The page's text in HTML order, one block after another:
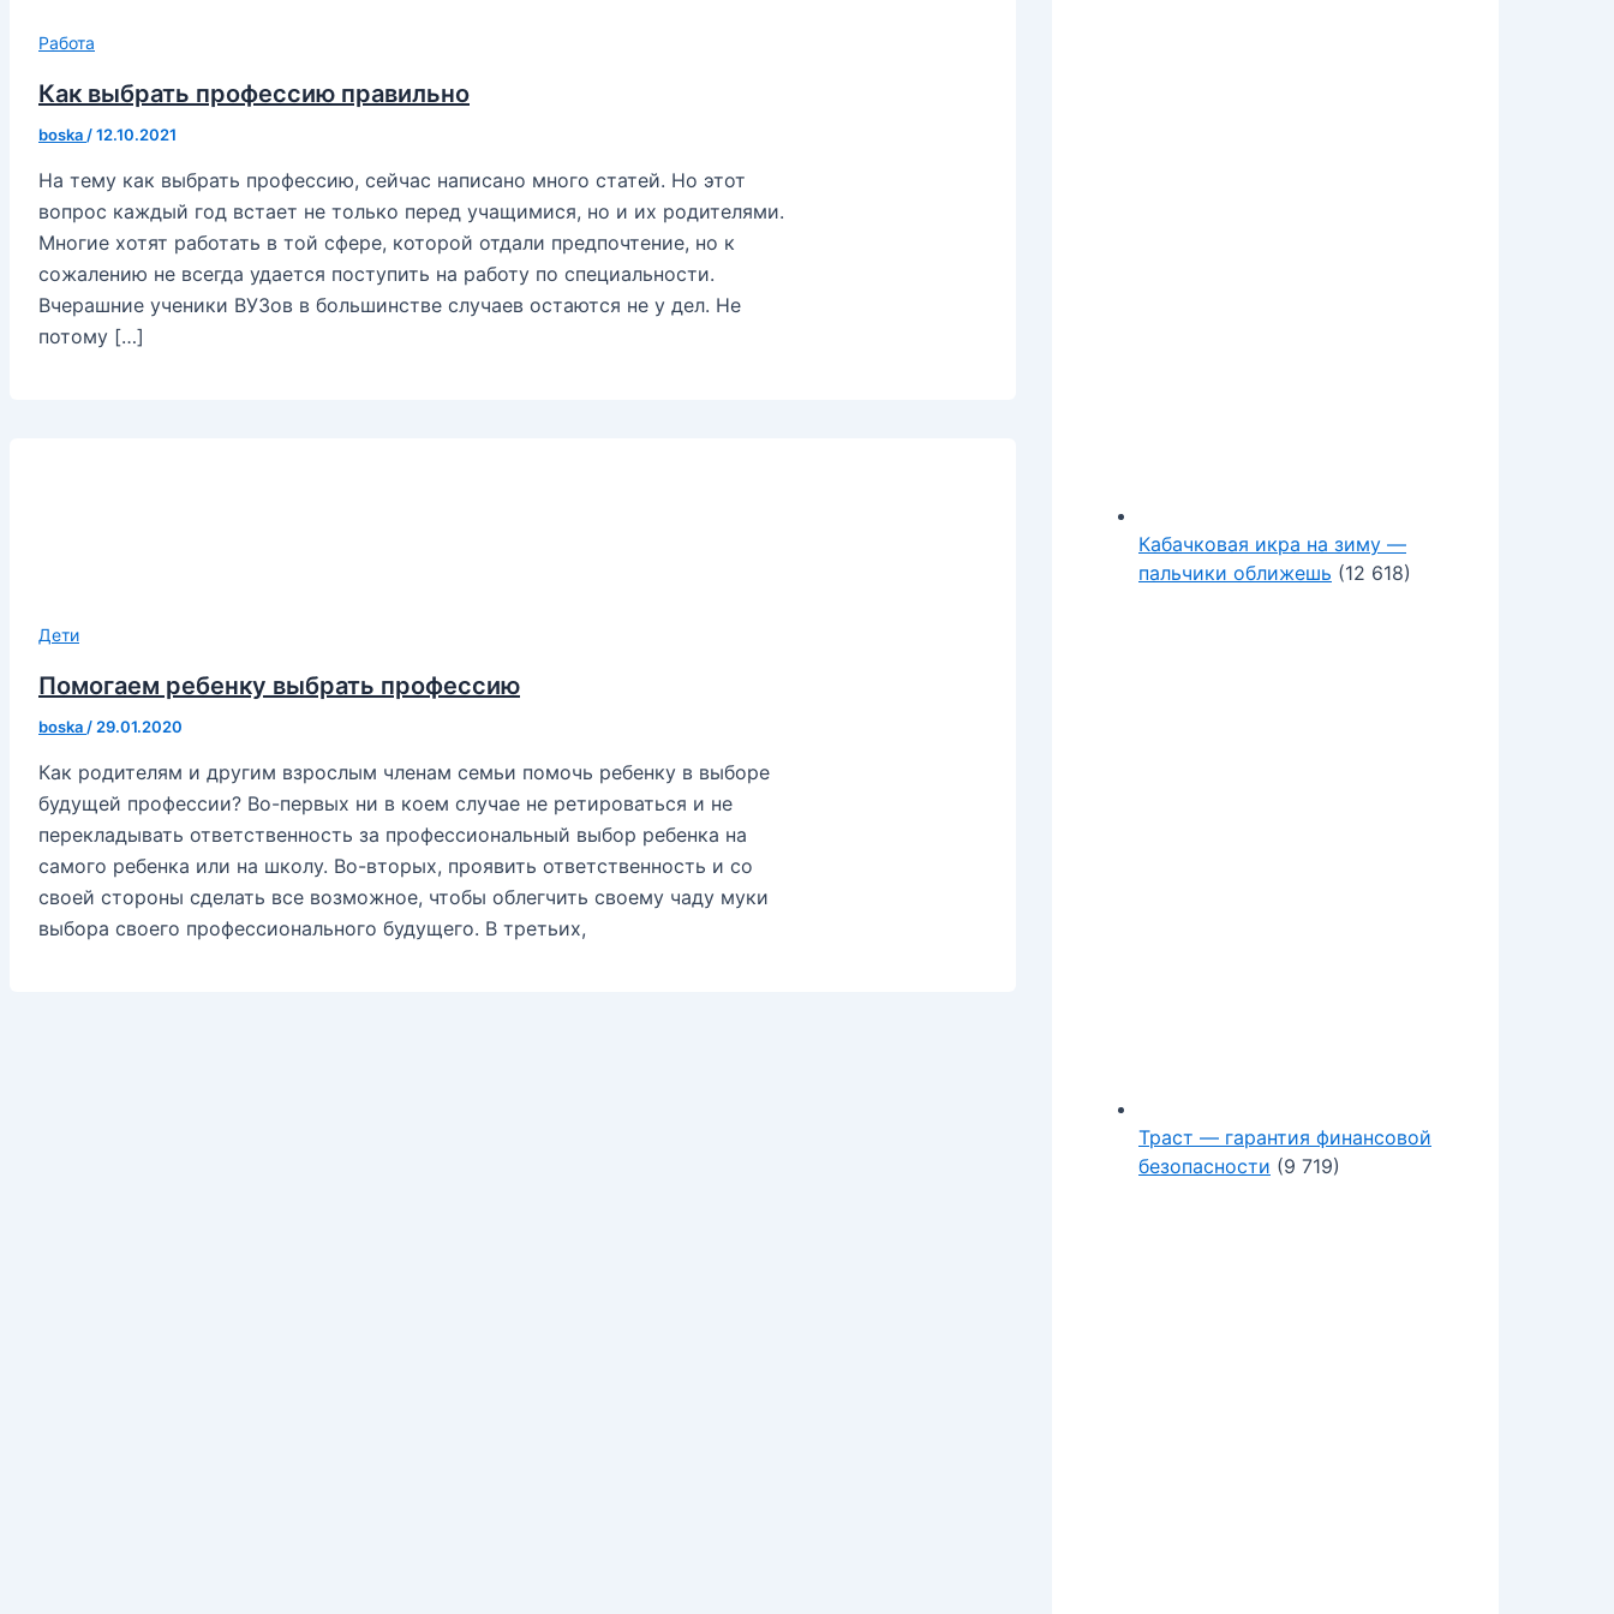
Работа
Как выбрать профессию правильно
boska /12.10.2021
На тему как выбрать профессию, сейчас написано много статей. Но этот
вопрос каждый год встает не только перед учащимися, но и их родителями.
Многие хотят работать в той сфере, которой отдали предпочтение, но к
сожалению не всегда удается поступить на работу по специальности.
Вчерашние ученики ВУЗов в большинстве случаев остаются не у дел. Не
потому […]
Дети
Помогаем ребенку выбрать профессию
boska / 29.01.2020
Как родителям и другим взрослым членам семьи помочь ребенку в выборе
будущей профессии? Во-первых ни в коем случае не ретироваться и не
перекладывать ответственность за профессиональный выбор ребенка на
самого ребенка или на школу. Во-вторых, проявить ответственность и со
своей стороны сделать все возможное, чтобы облегчить своему чаду муки
выбора своего профессионального будущего. В третьих,
Кабачковая икра на зиму —
пальчики оближешь (12 618)
Траст — гарантия финансовой
безопасности (9 719)